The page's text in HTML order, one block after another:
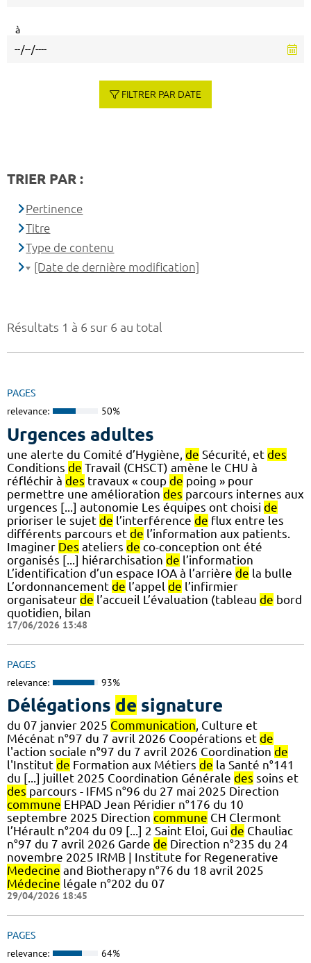
Résultats 1 à 6 sur 6 au total
PAGES
relevance: 50%
Urgences adultes
une alerte du Comité d’Hygiène, de Sécurité, et des
Conditions de Travail (CHSCT) amène le CHU à
réfléchir à des travaux « coup de poing » pour
permettre une amélioration des parcours internes aux
urgences [...] autonomie Les équipes ont choisi de
prioriser le sujet de l’interférence de flux entre les
différents parcours et de l’information aux patients.
Imaginer Des ateliers de co-conception ont été
organisés [...] hiérarchisation de l’information
L’identification d’un espace IOA à l’arrière de la bulle
L’ordonnancement de l’appel de l’infirmier
organisateur de l’accueil L’évaluation (tableau de bord
quotidien, bilan
17/06/2026 13:48
PAGES
relevance: 93%
Délégations de signature
du 07 janvier 2025 Communication, Culture et
Mécénat n°97 du 7 avril 2026 Coopérations et de
l'action sociale n°97 du 7 avril 2026 Coordination de
l'Institut de Formation aux Métiers de la Santé n°141
du [...] juillet 2025 Coordination Générale des soins et
des parcours - IFMS n°96 du 27 mai 2025 Direction
commune EHPAD Jean Péridier n°176 du 10
septembre 2025 Direction commune CH Clermont
l’Hérault n°204 du 09 [...] 2 Saint Eloi, Gui de Chauliac
n°97 du 7 avril 2026 Garde de Direction n°235 du 24
novembre 2025 IRMB | Institute for Regenerative
Medecine and Biotherapy n°76 du 18 avril 2025
Médecine légale n°202 du 07
29/04/2026 18:45
PAGES
relevance: 64%
à
FILTRER PAR DATE
TRIER PAR :
Pertinence
Titre
Type de contenu
[Date de dernière modification]